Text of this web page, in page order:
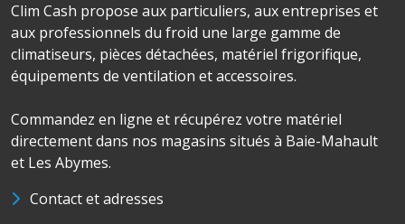
Clim Cash propose aux particuliers, aux entreprises et
aux professionnels du froid une large gamme de
climatiseurs, pièces détachées, matériel frigorifique,
équipements de ventilation et accessoires.
Commandez en ligne et récupérez votre matériel
directement dans nos magasins situés à Baie-Mahault
et Les Abymes.
Contact et adresses